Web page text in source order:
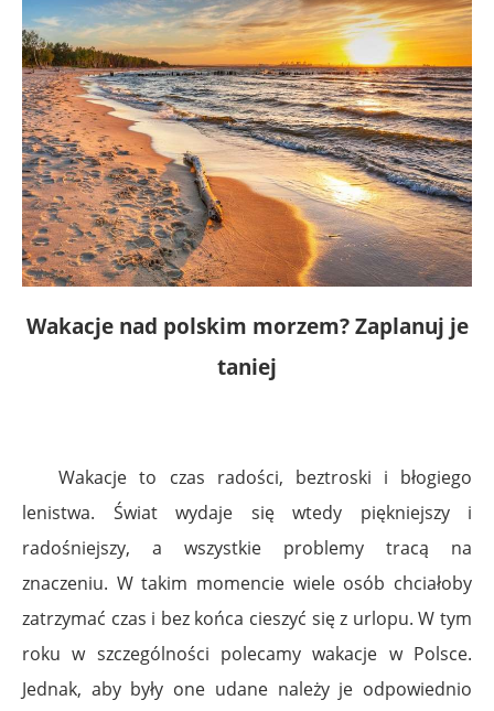
Wakacje nad polskim morzem? Zaplanuj je
taniej
Wakacje to czas radości, beztroski i błogiego
lenistwa. Świat wydaje się wtedy piękniejszy i
radośniejszy, a wszystkie problemy tracą na
znaczeniu. W takim momencie wiele osób chciałoby
zatrzymać czas i bez końca cieszyć się z urlopu. W tym
roku w szczególności polecamy wakacje w Polsce.
Jednak, aby były one udane należy je odpowiednio